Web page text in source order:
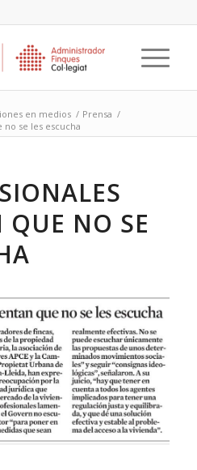
en medios / Prensa /
se les escucha
NO SE